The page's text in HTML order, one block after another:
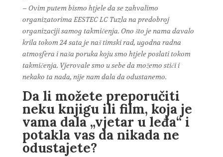
– Ovim putem bismo htjele da se zahvalimo
organizatorima EESTEC LC Tuzla na predobroj
organizaciji samog takmičenja. Ono što je nama davalo
krila tokom 24 sata je naš timski rad, ugodna radna
atmosfera i naša poruka koju smo htjele poslati tokom
takmičenja. Vjerovale smo u sebe da možemo stići i
nekako ta nada, nije nam dala da odustanemo.
Da li možete preporučiti
neku knjigu ili film, koja je
vama dala „vjetar u leđa“ i
potakla vas da nikada ne
odustajete?